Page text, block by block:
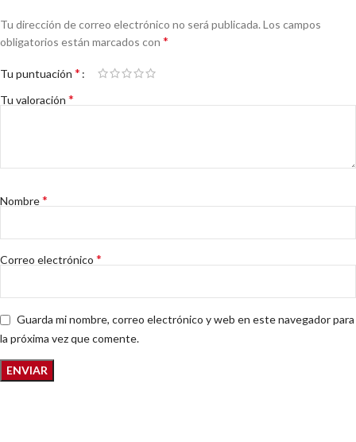
Tu dirección de correo electrónico no será publicada. Los campos
obligatorios están marcados con *
Tu puntuación *
Tu valoración *
Nombre*
Correo electrónico *
Guarda mi nombre, correo electrónico y web en este navegador para
la próxima vez que comente.